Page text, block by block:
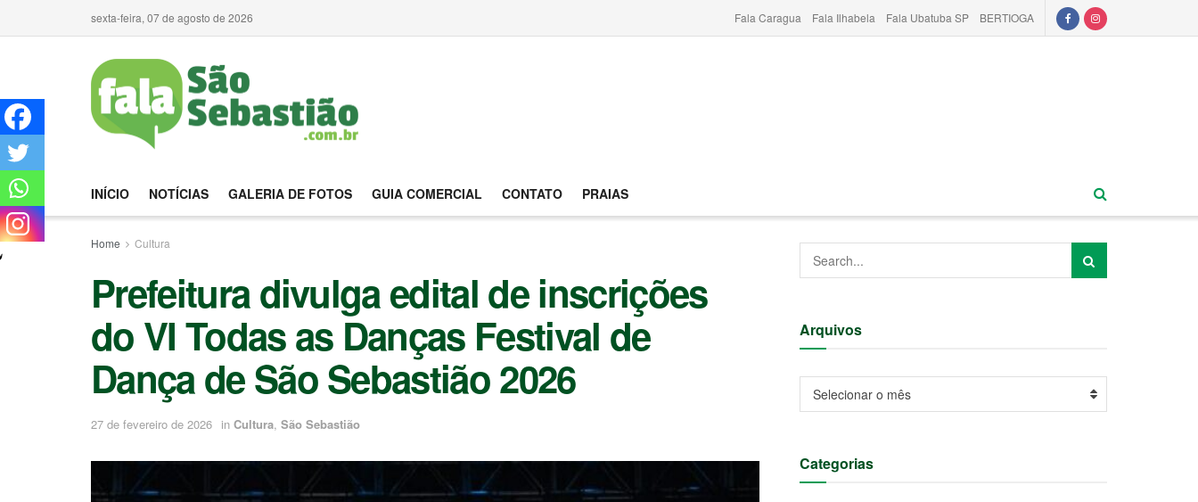
sexta-feira, 07 de agosto de 2026 Fala Caragua Fala Ilhabela Fala Ubatuba SP BERTIOGA
INÍCIO NOTÍCIAS GALERIA DE FOTOS GUIA COMERCIAL CONTATO PRAIAS
Home Cultura
Prefeitura divulga edital de inscrições
do VI Todas as Danças Festival de
Dança de São Sebastião 2026
27 de fevereiro de 2026 in Cultura, São Sebastião
Arquivos
Arquivos
Selecionar o mês
Categorias